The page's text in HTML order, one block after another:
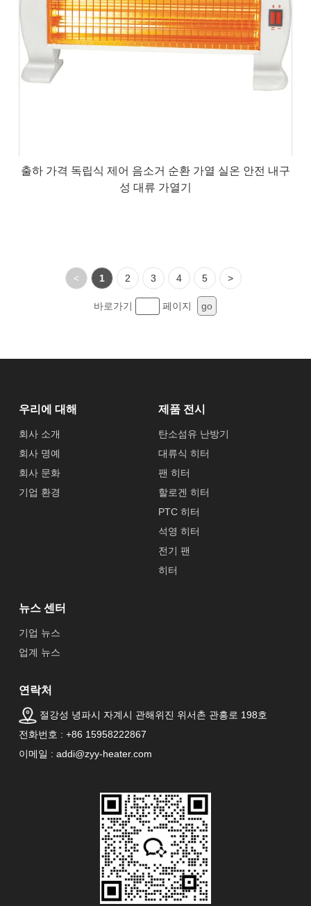
출하 가격 독립식 제어 음소거 순환 가열 실온 안전 내구
성 대류 가열기
< 1 2 3 4 5 >
바로가기 페이지 go
우리에 대해
회사 소개
회사 명예
회사 문화
기업 환경
제품 전시
탄소섬유 난방기
대류식 히터
팬 히터
할로겐 히터
PTC 히터
석영 히터
전기 팬
히터
뉴스 센터
기업 뉴스
업계 뉴스
연락처
절강성 녕파시 자계시 관해위진 위서촌 관흥로 198호
전화번호 : +86 15958222867
이메일 : addi@zyy-heater.com